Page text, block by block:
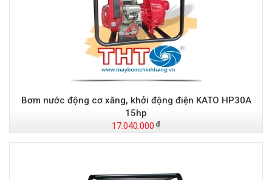
Bơm nước động cơ xăng, khởi động điện KATO HP30A
15hp
17.040.000